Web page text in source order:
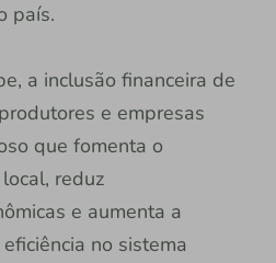
país.
a inclusão financeira de
e empresas
que fomenta o
reduz
e aumenta a
no sistema